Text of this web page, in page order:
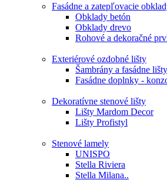
Fasádne a zatepľovacie
Obklady betón
Obklady drevo
Rohové a dekoračné
Exteriérové ozdobné lišty
Šambrány a fasádne lišty
Fasádne doplnky -
Dekoratívne stenové lišty
Lišty Mardom Decor
Lišty Profistyl
Stenové lamely
UNISPO
Stella Riviera
Stella Milana..